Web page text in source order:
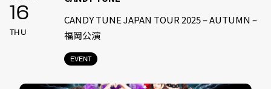
16
THU
EVENT
CANDY TUNE JAPAN TOUR 2025 – AUTUMN –
福岡公演